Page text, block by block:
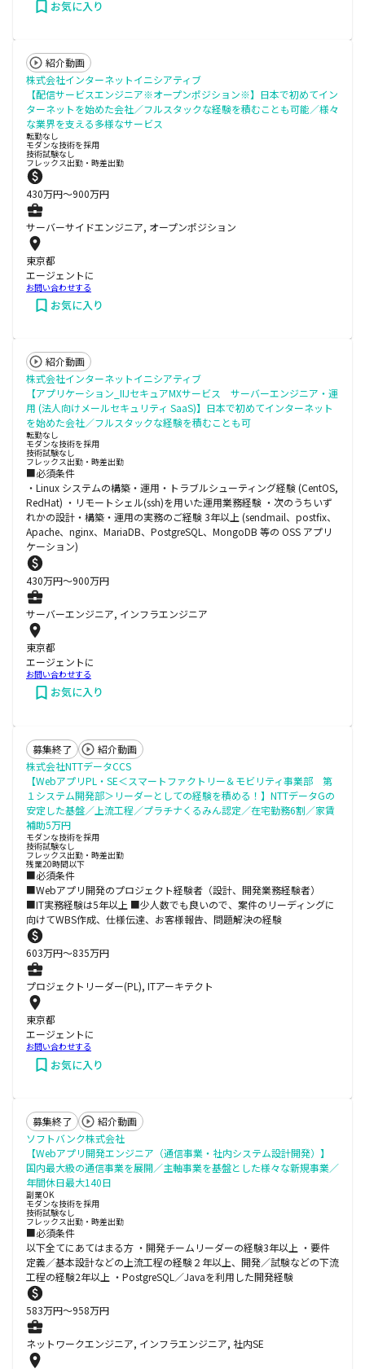
お気に入り
紹介動画
株式会社インターネットイニシアティブ
【配信サービスエンジニア※オープンポジション※】日本で初めてイン
ターネットを始めた会社／フルスタックな経験を積むことも可能／様々
な業界を支える多様なサービス
転勤なし
モダンな技術を採用
技術試験なし
フレックス出勤・時差出勤
430万円〜900万円
サーバーサイドエンジニア, オープンポジション
東京都
エージェントに
お問い合わせする
お気に入り
紹介動画
株式会社インターネットイニシアティブ
【アプリケーション_IIJセキュアMXサービス サーバーエンジニア・運
用 (法人向けメールセキュリティ SaaS)】日本で初めてインターネット
を始めた会社／フルスタックな経験を積むことも可
転勤なし
モダンな技術を採用
技術試験なし
フレックス出勤・時差出勤
■必須条件
・Linux システムの構築・運用・トラブルシューティング経験 (CentOS,
RedHat) ・リモートシェル(ssh)を用いた運用業務経験 ・次のうちいず
れかの設計・構築・運用の実務のご経験 3年以上 (sendmail、postfix、
Apache、nginx、MariaDB、PostgreSQL、MongoDB 等の OSS アプリ
ケーション)
430万円〜900万円
サーバーエンジニア, インフラエンジニア
東京都
エージェントに
お問い合わせする
お気に入り
募集終了
紹介動画
株式会社NTTデータCCS
【WebアプリPL・SE＜スマートファクトリー＆モビリティ事業部 第
１システム開発部＞リーダーとしての経験を積める！】NTTデータGの
安定した基盤／上流工程／プラチナくるみん認定／在宅勤務6割／家賃
補助5万円
モダンな技術を採用
技術試験なし
フレックス出勤・時差出勤
残業20時間以下
■必須条件
■Webアプリ開発のプロジェクト経験者（設計、開発業務経験者）
■IT実務経験は5年以上 ■少人数でも良いので、案件のリーディングに
向けてWBS作成、仕様伝達、お客様報告、問題解決の経験
603万円〜835万円
プロジェクトリーダー(PL), ITアーキテクト
東京都
エージェントに
お問い合わせする
お気に入り
募集終了
紹介動画
ソフトバンク株式会社
【Webアプリ開発エンジニア（通信事業・社内システム設計開発）】
国内最大級の通信事業を展開／主軸事業を基盤とした様々な新規事業／
年間休日最大140日
副業OK
モダンな技術を採用
技術試験なし
フレックス出勤・時差出勤
■必須条件
以下全てにあてはまる方 ・開発チームリーダーの経験3年以上 ・要件
定義／基本設計などの上流工程の経験２年以上、開発／試験などの下流
工程の経験2年以上 ・PostgreSQL／Javaを利用した開発経験
583万円〜958万円
ネットワークエンジニア, インフラエンジニア, 社内SE